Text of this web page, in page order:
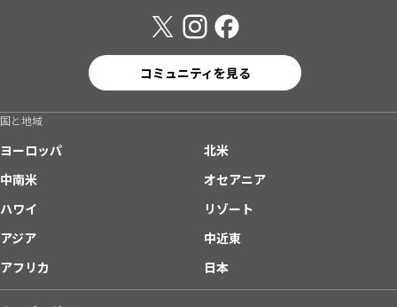
コミュニティを見る
国と地域
ヨーロッパ
北米
中南米
オセアニア
ハワイ
リゾート
アジア
中近東
アフリカ
日本